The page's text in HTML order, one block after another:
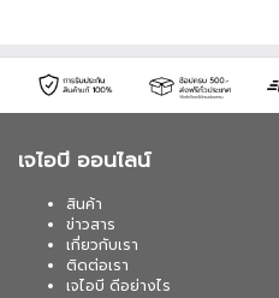
เจไอบี ออนไลน์
สินค้า
ข่าวสาร
เกี่ยวกับเรา
ติดต่อเรา
เจไอบี ดีอย่างไร